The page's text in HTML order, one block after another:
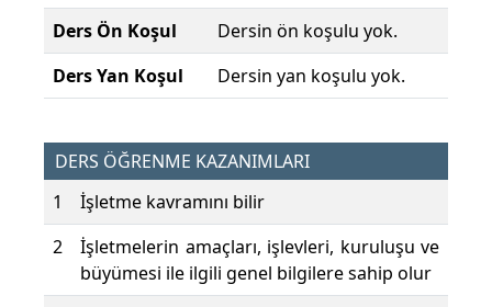
Ders Ön Koşul
Dersin ön koşulu yok.
Ders Yan Koşul
Dersin yan koşulu yok.
DERS ÖĞRENME KAZANIMLARI
1
İşletme kavramını bilir
2
İşletmelerin amaçları, işlevleri, kuruluşu ve
büyümesi ile ilgili genel bilgilere sahip olur